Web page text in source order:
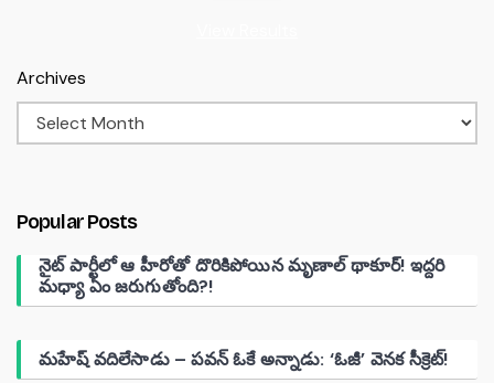
Archives
Popular Posts
నైట్ పార్టీలో ఆ హీరోతో దొరికిపోయిన మృణాల్ థాకూర్! ఇద్దరి
మధ్యా ఏం జరుగుతోంది?!
మహేష్ వదిలేసాడు – పవన్ ఓకే అన్నాడు: ‘ఓజీ’ వెనక సీక్రెట్!